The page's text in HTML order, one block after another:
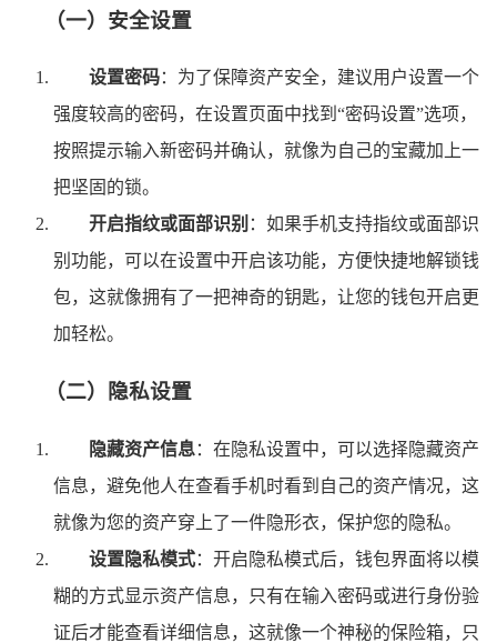
（一）安全设置
设置密码：为了保障资产安全，建议用户设置一个
强度较高的密码，在设置页面中找到“密码设置”选项，
按照提示输入新密码并确认，就像为自己的宝藏加上一
把坚固的锁。
开启指纹或面部识别 ：如果手机支持指纹或面部识
别功能，可以在设置中开启该功能，方便快捷地解锁钱
包，这就像拥有了一把神奇的钥匙，让您的钱包开启更
加轻松。
（二）隐私设置
隐藏资产信息：在隐私设置中，可以选择隐藏资产
信息，避免他人在查看手机时看到自己的资产情况，这
就像为您的资产穿上了一件隐形衣，保护您的隐私。
设置隐私模式：开启隐私模式后，钱包界面将以模
糊的方式显示资产信息，只有在输入密码或进行身份验
证后才能查看详细信息，这就像一个神秘的保险箱，只